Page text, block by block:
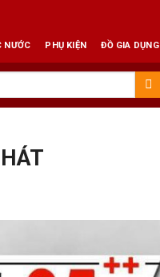
NƯỚC PHỤ KIỆN ĐỒ GIA DỤNG